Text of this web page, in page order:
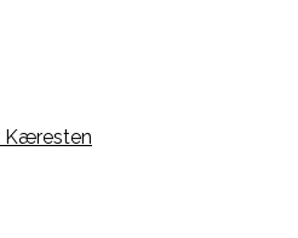
Kæresten